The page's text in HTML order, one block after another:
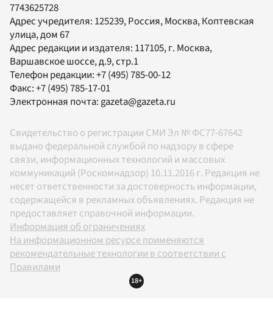
7743625728
Адрес учредителя: 125239, Россия, Москва, Коптевская
улица, дом 67
Адрес редакции и издателя: 117105, г. Москва,
Варшавское шоссе, д.9, стр.1
Телефон редакции:+7 (495) 785-00-12
Факс:+7 (495) 785-17-01
Электронная почта:gazeta@gazeta.ru
Свидетельство о регистрации СМИ Эл № ФС77-67642
выдано федеральной службой по надзору в сфере
связи, информационных технологий и массовых
коммуникаций (Роскомнадзор) 10.11.2016 г. Редакция не
несет ответственности за достоверность информации,
содержащейся в рекламных объявлениях. Редакция не
предоставляет справочной информации.
Информация об ограничениях
На информационном ресурсе применяются
рекомендательные технологии в соответствии с
Правилами
18+